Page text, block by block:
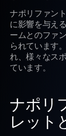
ナポリファン
に影響を与え
ームとのファ
られています
れ、様々なス
ています。
ナポリ
レット